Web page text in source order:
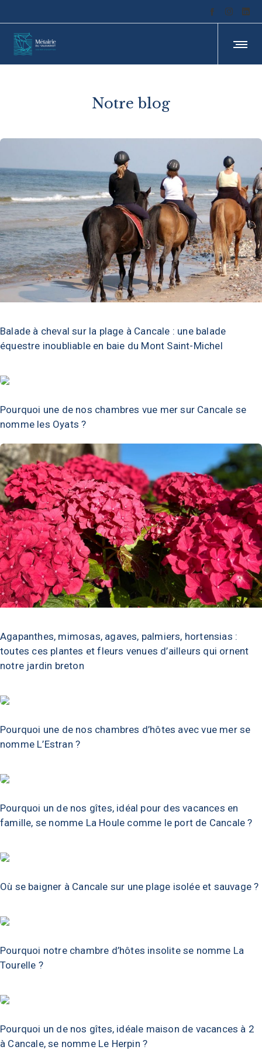
Notre blog
Balade à cheval sur la plage à Cancale : une balade
équestre inoubliable en baie du Mont Saint-Michel
Pourquoi une de nos chambres vue mer sur Cancale se
nomme les Oyats ?
Agapanthes, mimosas, agaves, palmiers, hortensias :
toutes ces plantes et fleurs venues d’ailleurs qui ornent
notre jardin breton
Pourquoi une de nos chambres d’hôtes avec vue mer se
nomme L’Estran ?
Pourquoi un de nos gîtes, idéal pour des vacances en
famille, se nomme La Houle comme le port de Cancale ?
Où se baigner à Cancale sur une plage isolée et sauvage ?
Pourquoi notre chambre d’hôtes insolite se nomme La
Tourelle ?
Pourquoi un de nos gîtes, idéale maison de vacances à 2
à Cancale, se nomme Le Herpin ?